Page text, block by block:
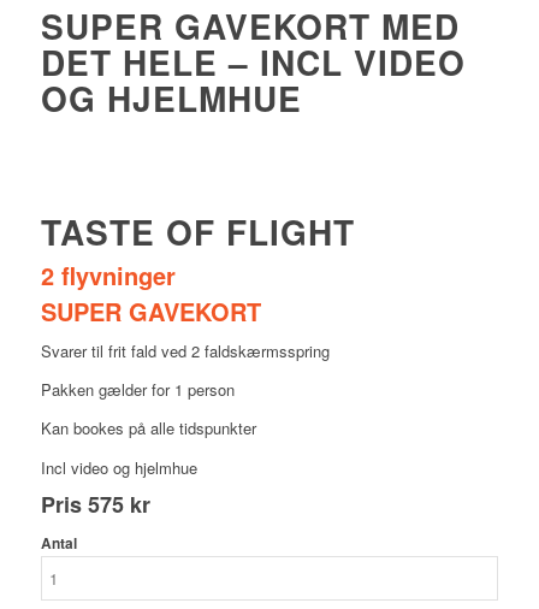
SUPER GAVEKORT MED
DET HELE – INCL VIDEO
OG HJELMHUE
TASTE OF FLIGHT
2 flyvninger
SUPER GAVEKORT
Svarer til frit fald ved 2 faldskærmsspring
Pakken gælder for 1 person
Kan bookes på alle tidspunkter
Incl video og hjelmhue
Pris575 kr
Antal